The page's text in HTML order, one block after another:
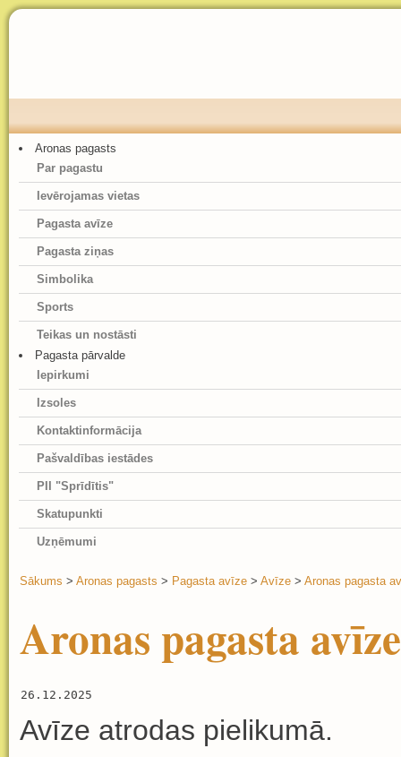
Aronas pagasts
Par pagastu
Ievērojamas vietas
Pagasta avīze
Pagasta ziņas
Simbolika
Sports
Teikas un nostāsti
Pagasta pārvalde
Iepirkumi
Izsoles
Kontaktinformācija
Pašvaldības iestādes
PII "Sprīdītis"
Skatupunkti
Uzņēmumi
Sākums > Aronas pagasts > Pagasta avīze > Avīze> Aronas pagasta
Aronas pagasta
26.12.2025
Avīze atrodas pielikumā.